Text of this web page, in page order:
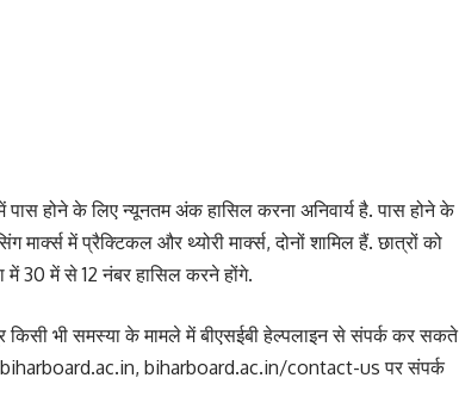
पास होने के लिए न्यूनतम अंक हासिल करना अनिवार्य है. पास होने के
में प्रैक्टिकल और थ्योरी मार्क्स, दोनों शामिल हैं. छात्रों को
में 30 में से 12 नंबर हासिल करने होंगे.
किसी भी समस्या के मामले में बीएसईबी हेल्पलाइन से संपर्क कर सकते
biharboard.ac.in/contact-us पर संपर्क